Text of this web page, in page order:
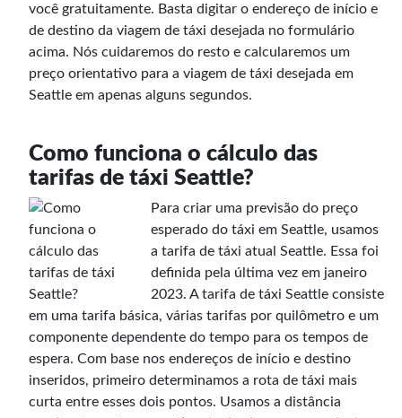
você gratuitamente. Basta digitar o endereço de início e
de destino da viagem de táxi desejada no formulário
acima. Nós cuidaremos do resto e calcularemos um
preço orientativo para a viagem de táxi desejada em
Seattle em apenas alguns segundos.
Como funciona o cálculo das
tarifas de táxi Seattle?
Para criar uma previsão do preço
esperado do táxi em Seattle, usamos
a tarifa de táxi atual Seattle. Essa foi
definida pela última vez em janeiro
2023. A tarifa de táxi Seattle consiste
em uma tarifa básica, várias tarifas por quilômetro e um
componente dependente do tempo para os tempos de
espera. Com base nos endereços de início e destino
inseridos, primeiro determinamos a rota de táxi mais
curta entre esses dois pontos. Usamos a distância